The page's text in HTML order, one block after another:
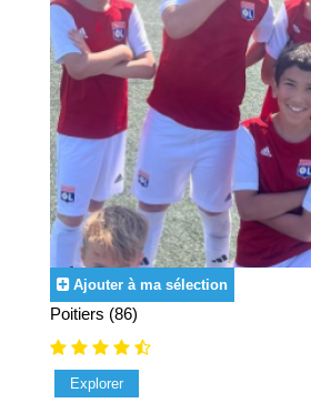
Ajouter à ma sélection
Poitiers (86)
Explorer